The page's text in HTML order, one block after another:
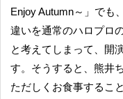
Enjoy Autumn～」でも
違いを通常のハロプロ
と考えてしまって、開
す。そうすると、熊井
ただしくお食事するこ